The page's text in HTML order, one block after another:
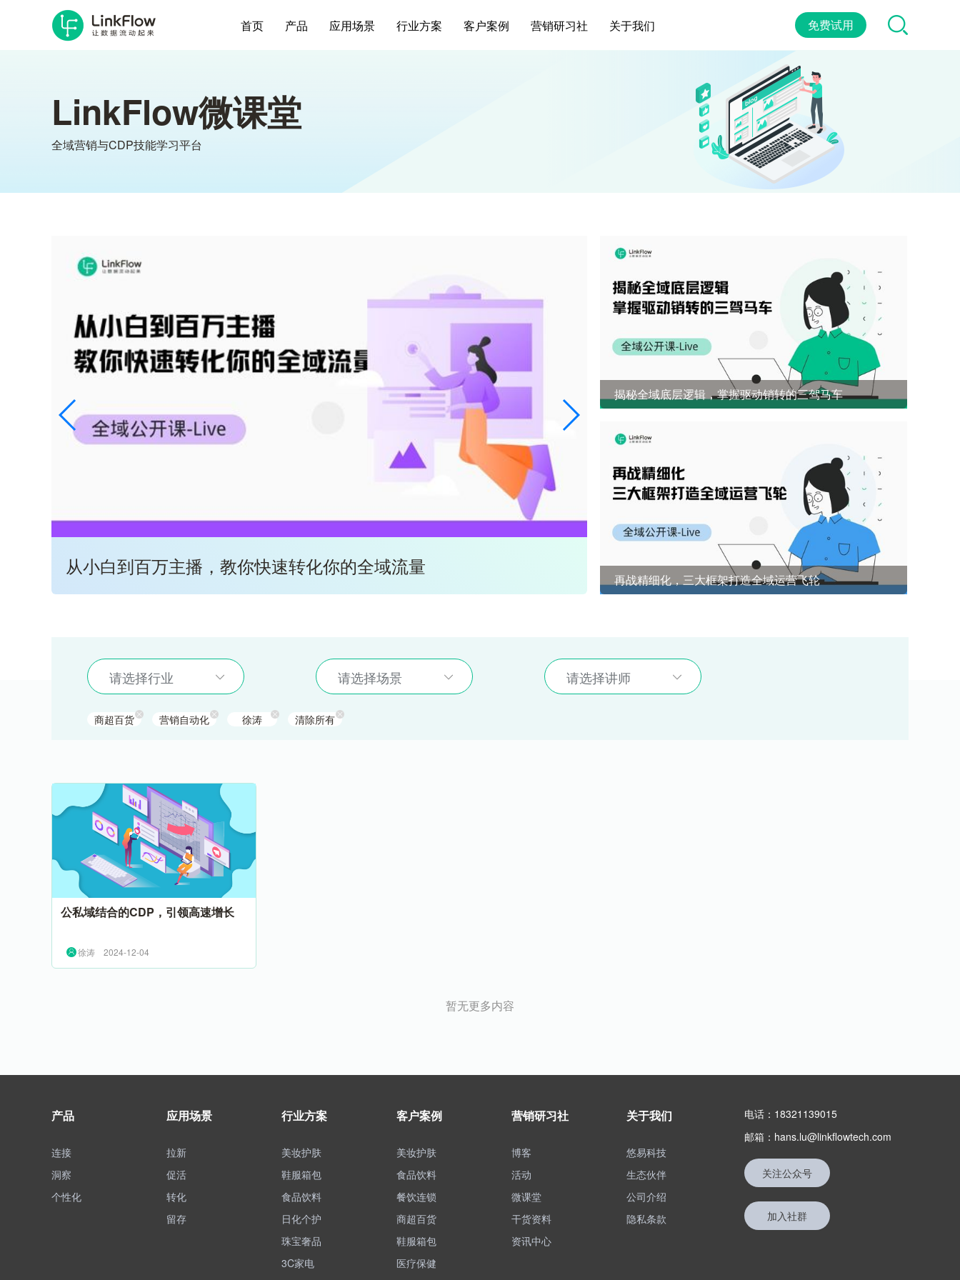
首页 产品 应用场景 行业方案 客户案例 营销研习社 关于我们 免费试用
LinkFlow微课堂
全域营销与CDP技能学习平台
从小白到百万主播，教你快速转化你的全域流量 全域开源社群兜底 前1%能悟到的社群成单策略
揭秘全域底层逻辑，掌握驱动销转的三驾马车
再战精细化，三大框架打造全域运营飞轮
请选择行业 请选择场景 请选择讲师
商超百货 营销自动化 徐涛 清除所有
公私域结合的CDP，引领高速增长
徐涛 2024-12-04
暂无更多内容
产品
连接
洞察
个性化
应用场景
拉新
促活
转化
留存
行业方案
美妆护肤
鞋服箱包
食品饮料
日化个护
珠宝奢品
3C家电
客户案例
美妆护肤
食品饮料
餐饮连锁
商超百货
鞋服箱包
医疗保健
营销研习社
博客
活动
微课堂
干货资料
资讯中心
关于我们
悠易科技
生态伙伴
公司介绍
隐私条款
电话：18321139015
邮箱：hans.lu@linkflowtech.com
关注公众号
加入社群